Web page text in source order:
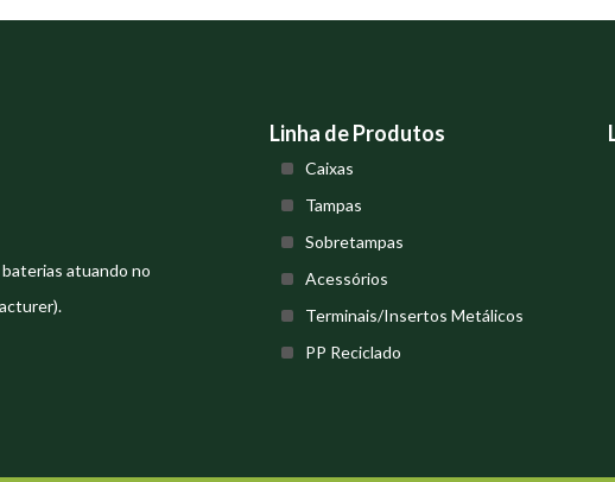
atuando no
Linha de Produtos
Caixas
Tampas
Sobretampas
Acessórios
Terminais/Insertos Metálicos
PP Reciclado